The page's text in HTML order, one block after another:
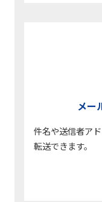
メー
件名や送信者ア
転送できます。